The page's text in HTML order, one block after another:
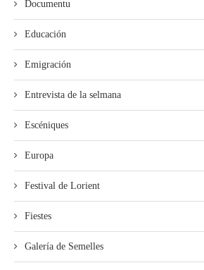
Documentu
Educación
Emigración
Entrevista de la selmana
Escéniques
Europa
Festival de Lorient
Fiestes
Galería de Semelles